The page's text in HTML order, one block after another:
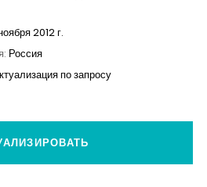
2012 г.
Россия
по запросу